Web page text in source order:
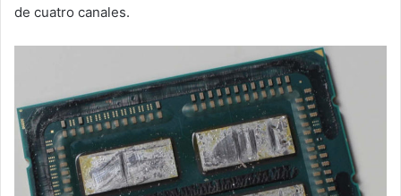
de cuatro canales.